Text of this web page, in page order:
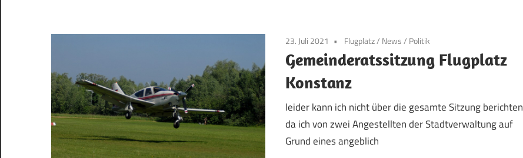
23. Juli 2021 Flugplatz/ News/ Politik
Gemeinderatssitzung Flugplatz
Konstanz
leider kann ich nicht über die gesamte Sitzung berichten
da ich von zwei Angestellten der Stadtverwaltung auf
Grund eines angeblich